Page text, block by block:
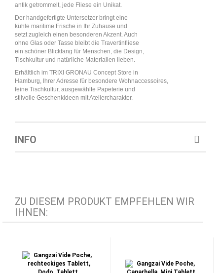
antik getrommelt, jede Fliese ein Unikat.
Der handgefertigte Untersetzer bringt eine
kühle maritime Frische in Ihr Zuhause und
setzt zugleich einen besonderen Akzent. Auch
ohne Glas oder Tasse bleibt die Travertinfliese
ein schöner Blickfang für Menschen, die Design,
Tischkultur und natürliche Materialien lieben.
Erhältlich im TRIXI GRONAU Concept Store in
Hamburg, Ihrer Adresse für besondere Wohnaccessoires,
feine Tischkultur, ausgewählte Papeterie und
stilvolle Geschenkideen mit Ateliercharakter.
INFO
ZU DIESEM PRODUKT EMPFEHLEN WIR
IHNEN: